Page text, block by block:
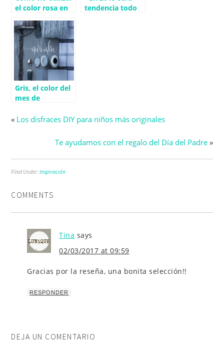
el color rosa en
tendencia todo
Gris, el color del
mes de
« Los disfraces DIY para niños más originales
Te ayudamos con el regalo del Día del Padre»
Filed Under:Inspiración
COMMENTS
Tina says
02/03/2017 at 09:59
Gracias por la reseña, una bonita selección!!
RESPONDER
DEJA UN COMENTARIO